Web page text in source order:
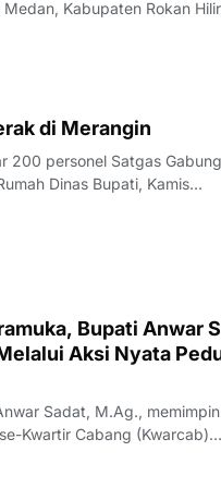
Kabupaten Rokan
seorang pria
di Merangin
200 personel Satgas
Dinas Bupati, Kamis
Syukur didampingi Kapolres
Bupati Anwar
Aksi Nyata
Sadat, M.Ag.,
Kwartir Cabang (Kwarcab)
Tungkal, Jumat (07/08/